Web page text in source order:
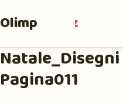
Olimpia Ruiz
Pagina011